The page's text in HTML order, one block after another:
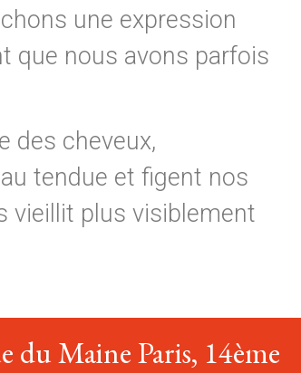
une expression
que nous avons parfois
des cheveux,
tendue et figent nos
vieillit plus visiblement
du Maine Paris, 14ème